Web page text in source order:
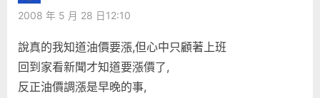
P
o
s
t
t
:
2008 年 5 月 28 日12:10
說真的我知道油價要漲,但心中只顧著上班
回到家看新聞才知道要漲價了,
反正油價調漲是早晚的事,